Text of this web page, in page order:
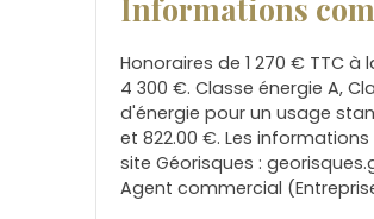
Informations
Honoraires de 1 270 € TTC
4 300 €. Classe énergie A,
d'énergie pour un usage
et 822.00 €. Les
site Géorisques :
Agent commercial